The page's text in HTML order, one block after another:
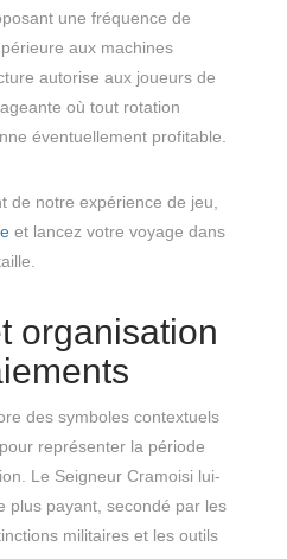
une fréquence de
aux machines
autorise aux joueurs de
où tout rotation
éventuellement profitable.
de notre expérience de jeu,
et lancez votre voyage dans
organisation
des symboles contextuels
représenter la période
Le Seigneur Cramoisi lui-
plus payant, secondé par les
militaires et les outils